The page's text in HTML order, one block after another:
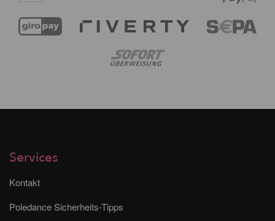
Services
Kontakt
Poledance Sicherheits-Tipps